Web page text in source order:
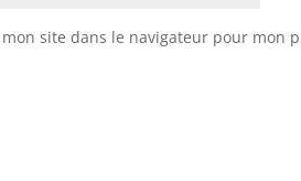
site dans le navigateur pour mon